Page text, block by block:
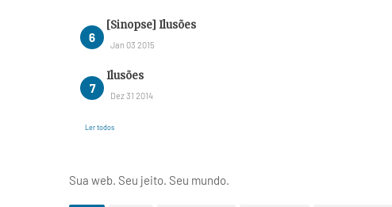
[Sinopse] Ilusões
Jan 03 2015
Ilusões
Dez 31 2014
Ler todos
Sua web. Seu jeito. Seu mundo.